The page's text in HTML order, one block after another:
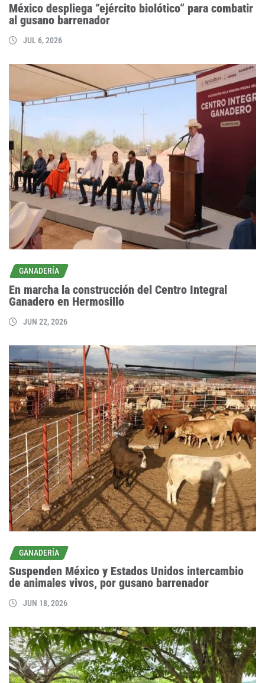
México despliega “ejército biolótico” para combatir
al gusano barrenador
JUL 6, 2026
GANADERÍA
En marcha la construcción del Centro Integral
Ganadero en Hermosillo
JUN 22, 2026
GANADERÍA
Suspenden México y Estados Unidos intercambio
de animales vivos, por gusano barrenador
JUN 18, 2026